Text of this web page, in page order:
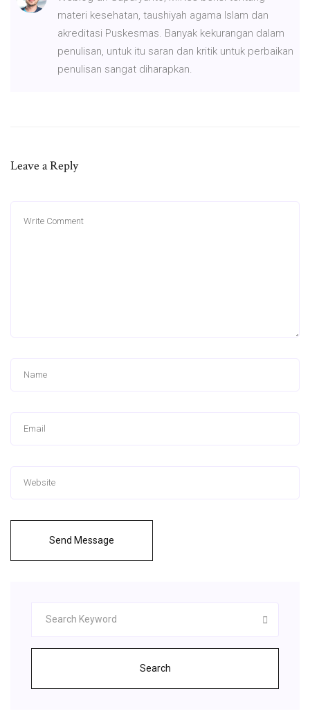
materi kesehatan, taushiyah agama Islam dan
akreditasi Puskesmas. Banyak kekurangan dalam
penulisan, untuk itu saran dan kritik untuk perbaikan
penulisan sangat diharapkan.
Leave a Reply
Send Message
Search